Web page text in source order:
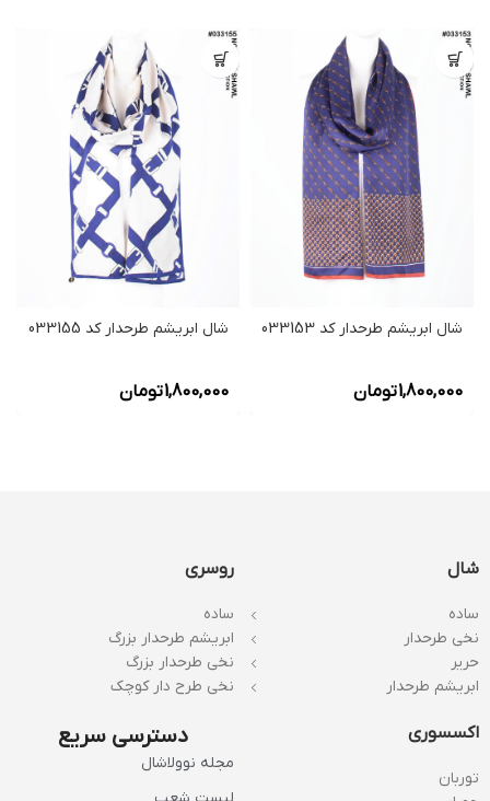
شال ابریشم طرحدار کد 033153
1,800,000تومان
شال ابریشم طرحدار کد 033155
1,800,000تومان
شال
ساده
نخی طرحدار
حریر
ابریشم طرحدار
روسری
ساده
ابریشم طرحدار بزرگ
نخی طرحدار بزرگ
نخی طرح دار کوچک
اکسسوری
توربان
دسترسی سریع
مجله نوولاشال